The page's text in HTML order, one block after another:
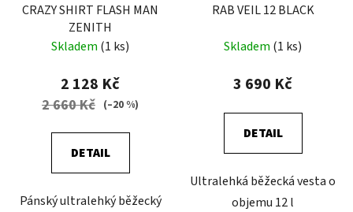
CRAZY SHIRT FLASH MAN
ZENITH
Skladem (1 ks)
2 128 Kč
2 660 Kč (–20 %)
DETAIL
Pánský ultralehký běžecký
RAB VEIL 12 BLACK
Skladem (1 ks)
3 690 Kč
DETAIL
Ultralehká běžecká vesta o
objemu 12 l